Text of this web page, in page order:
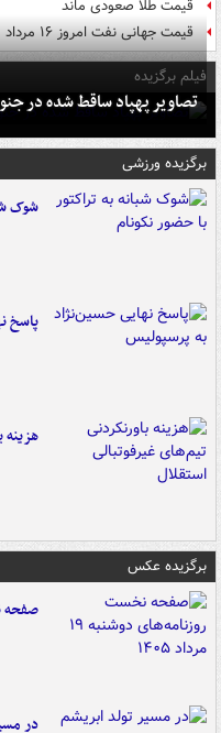
قیمت طلا صعودی ماند
قیمت جهانی نفت امروز ۱۶ مرداد
فیلم برگزیده
تصاویر پهپاد ساقط شده در
برگزیده ورزشی
شوک
پاسخ
هزینه
برگزیده عکس
صفحه
در